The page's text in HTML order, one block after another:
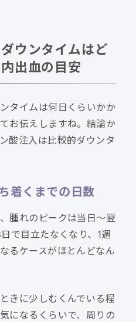
ウンタイムはど
出血の目安
タイムは何日くらいかか
お伝えしますね。結論か
酸注入は比較的ダウンタ
着くまでの日数
腫れのピークは当日〜翌
で目立たなくなり、1週
るケースがほとんどなん
きに少しむくんでいる程
になるくらいで、周りの